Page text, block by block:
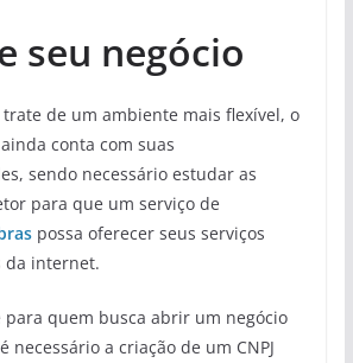
seu negócio
trate de um ambiente mais flexível, o
conta com suas
sendo necessário estudar as
para que um serviço de
possa oferecer seus serviços
da internet.
para quem busca abrir um negócio
necessário a criação de um CNPJ